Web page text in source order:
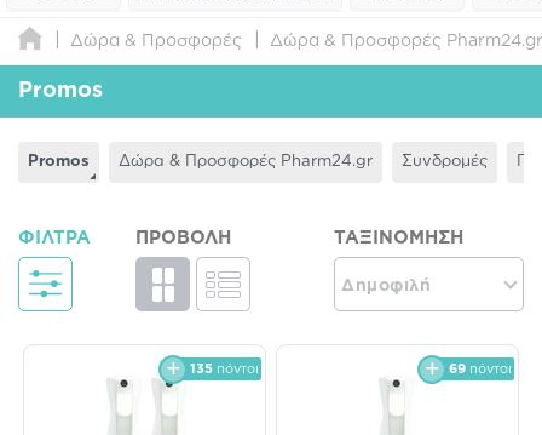
Δώρα & Προσφορές Δώρα & Προσφορές Pharm24.gr
Promos
Promos Δώρα & Προσφορές Pharm24.gr Συνδρομές
ΦΊΛΤΡΑ ΠΡΟΒΟΛΉ ΤΑΞΙΝΌΜΗΣΗ
Δημοφιλή
135 πόντοι 69 πόντοι